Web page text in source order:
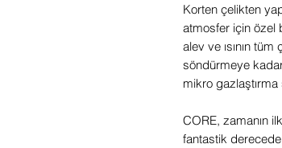
Korten çelikten
atmosfer için özel
alev ve ısının
söndürmeye
mikro
CORE, zamanın
fantastik